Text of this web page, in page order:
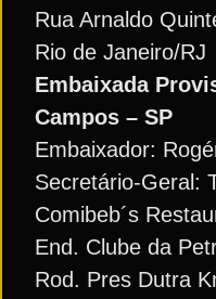
Rua Arnaldo
Rio de Janeiro/RJ
Embaixada
Campos – SP
Embaixador:
Secretário-Geral:
Comibeb´s
End. Clube da
Rod. Pres Dutra